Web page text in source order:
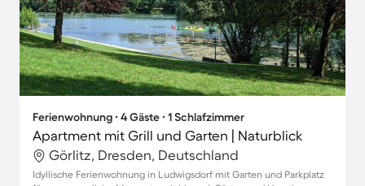
Ferienwohnung ∙ 4 Gäste ∙ 1 Schlafzimmer
Apartment mit Grill und Garten | Naturblick
Görlitz, Dresden, Deutschland
Idyllische Ferienwohnung in Ludwigsdorf mit Garten und Parkplatz